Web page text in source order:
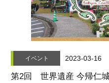
イベント 2023-03-16
第2回 世界遺産 今帰仁城